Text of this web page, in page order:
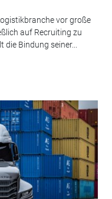
vor große
auf Recruiting zu
Bindung seiner...